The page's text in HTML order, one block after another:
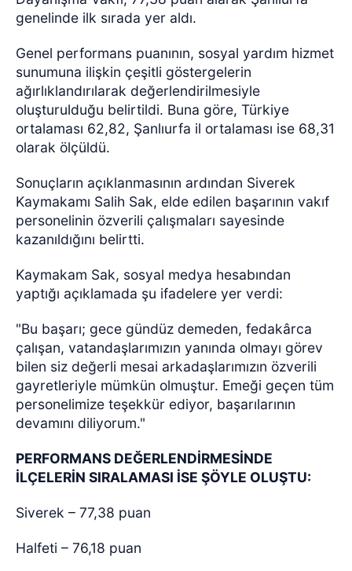
genelinde ilk sırada yer aldı.
Genel performans puanının, sosyal yardım hizmet
sunumuna ilişkin çeşitli göstergelerin
ağırlıklandırılarak değerlendirilmesiyle
oluşturulduğu belirtildi. Buna göre, Türkiye
ortalaması 62,82, Şanlıurfa il ortalaması ise 68,31
olarak ölçüldü.
Sonuçların açıklanmasının ardından Siverek
Kaymakamı Salih Sak, elde edilen başarının vakıf
personelinin özverili çalışmaları sayesinde
kazanıldığını belirtti.
Kaymakam Sak, sosyal medya hesabından
yaptığı açıklamada şu ifadelere yer verdi:
"Bu başarı; gece gündüz demeden, fedakârca
çalışan, vatandaşlarımızın yanında olmayı görev
bilen siz değerli mesai arkadaşlarımızın özverili
gayretleriyle mümkün olmuştur. Emeği geçen tüm
personelimize teşekkür ediyor, başarılarının
devamını diliyorum."
PERFORMANS DEĞERLENDİRMESİNDE
İLÇELERİN SIRALAMASI İSE ŞÖYLE OLUŞTU:
Siverek – 77,38 puan
Halfeti – 76,18 puan